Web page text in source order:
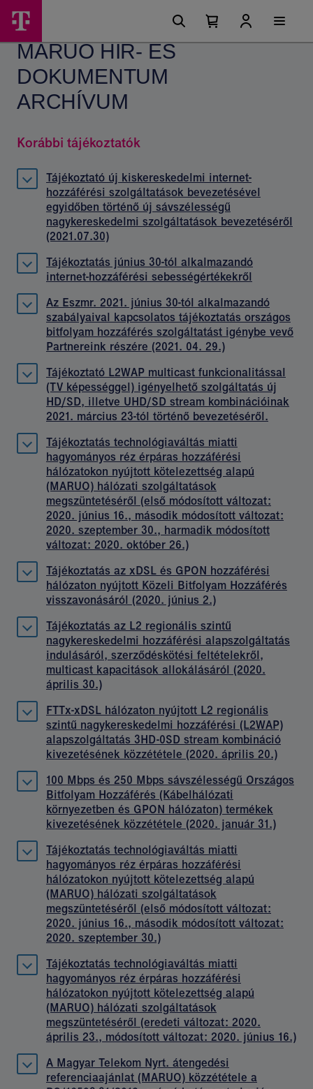
MARUO
hír-
és
dokumentum
archívum
Főmenü
lehetőségek
Kosárban
Kosár
MARUO HÍR- ÉS
DOKUMENTUM
ARCHÍVUM
Korábbi tájékoztatók
Tájékoztató új kiskereskedelmi internet-
hozzáférési szolgáltatások bevezetésével
egyidőben történő új sávszélességű
nagykereskedelmi szolgáltatások bevezetéséről
(2021.07.30)
Tájékoztatás június 30-tól alkalmazandó
internet-hozzáférési sebességértékekről
Az Eszmr. 2021. június 30-tól alkalmazandó
szabályaival kapcsolatos tájékoztatás országos
bitfolyam hozzáférés szolgáltatást igénybe vevő
Partnereink részére (2021. 04. 29.)
Tájékoztató L2WAP multicast funkcionalitással
(TV képességgel) igényelhető szolgáltatás új
HD/SD, illetve UHD/SD stream kombinációinak
2021. március 23-tól történő bevezetéséről.
Tájékoztatás technológiaváltás miatti
hagyományos réz érpáras hozzáférési
hálózatokon nyújtott kötelezettség alapú
(MARUO) hálózati szolgáltatások
megszüntetéséről (első módosított változat:
2020. június 16., második módosított változat:
2020. szeptember 30., harmadik módosított
változat: 2020. október 26.)
Tájékoztatás az xDSL és GPON hozzáférési
hálózaton nyújtott Közeli Bitfolyam Hozzáférés
visszavonásáról (2020. június 2.)
Tájékoztatás az L2 regionális szintű
nagykereskedelmi hozzáférési alapszolgáltatás
indulásáról, szerződéskötési feltételekről,
multicast kapacitások allokálásáról (2020.
április 30.)
FTTx-xDSL hálózaton nyújtott L2 regionális
szintű nagykereskedelmi hozzáférési (L2WAP)
alapszolgáltatás 3HD-0SD stream kombináció
kivezetésének közzététele (2020. április 20.)
100 Mbps és 250 Mbps sávszélességű Országos
Bitfolyam Hozzáférés (Kábelhálózati
környezetben és GPON hálózaton) termékek
kivezetésének közzététele (2020. január 31.)
Tájékoztatás technológiaváltás miatti
hagyományos réz érpáras hozzáférési
hálózatokon nyújtott kötelezettség alapú
(MARUO) hálózati szolgáltatások
megszüntetéséről (első módosított változat:
2020. június 16., második módosított változat:
2020. szeptember 30.)
Tájékoztatás technológiaváltás miatti
hagyományos réz érpáras hozzáférési
hálózatokon nyújtott kötelezettség alapú
(MARUO) hálózati szolgáltatások
megszüntetéséről (eredeti változat: 2020.
április 23., módosított változat: 2020. június 16.)
A Magyar Telekom Nyrt. átengedési
referenciaajánlat (MARUO) közzététele a